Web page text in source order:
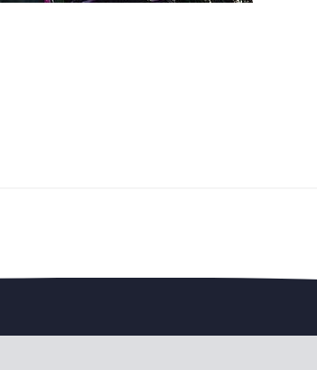
en steun de vereniging.